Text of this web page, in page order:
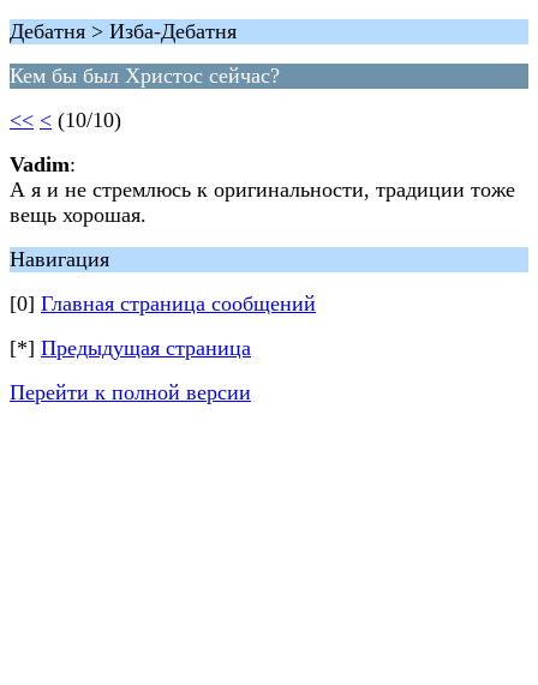
Дебатня > Изба-Дебатня
Кем бы был Христос сейчас?
<< < (10/10)
Vadim:
А я и не стремлюсь к оригинальности, традиции тоже
вещь хорошая.
Навигация
[0] Главная страница сообщений
[*] Предыдущая страница
Перейти к полной версии